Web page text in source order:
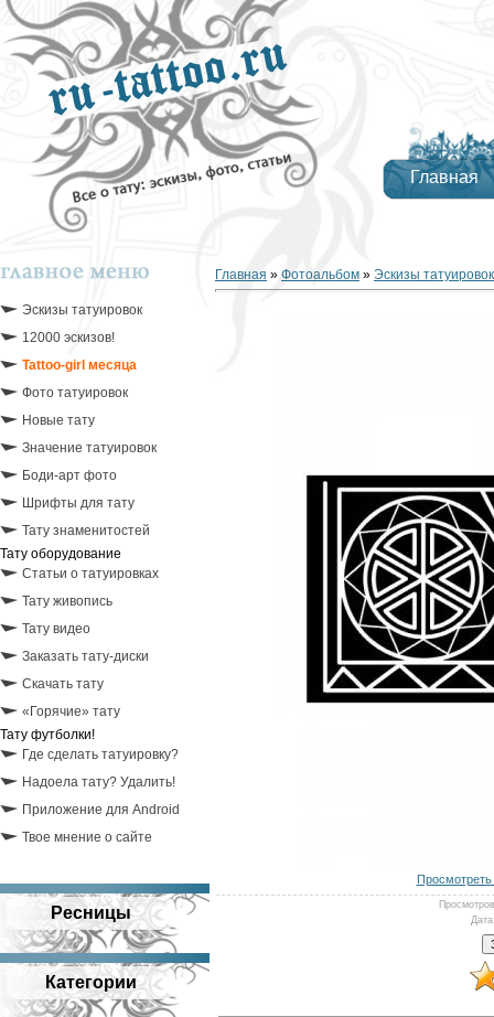
Главная
Эскизы татуировок
12000 эскизов!
Tattoo-girl месяца
Фото татуировок
Новые тату
Значение татуировок
Боди-арт фото
Шрифты для тату
Тату знаменитостей
Тату оборудование
Статьи о татуировках
Тату живопись
Тату видео
Заказать тату-диски
Скачать тату
«Горячие» тату
Тату футболки!
Где сделать татуировку?
Надоела тату? Удалить!
Приложение для Android
Твое мнение о сайте
Ресницы
Категории
Главная » Фотоальбом » Эскизы татуировок
Просмотров
Дата